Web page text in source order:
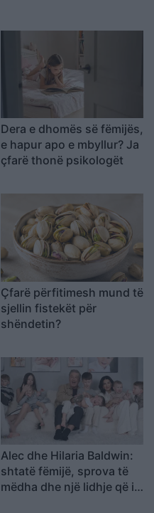
Dera e dhomës së fëmijës,
e hapur apo e mbyllur? Ja
çfarë thonë psikologët
Çfarë përfitimesh mund të
sjellin fistekët për
shëndetin?
Alec dhe Hilaria Baldwin:
shtatë fëmijë, sprova të
mëdha dhe një lidhje që i